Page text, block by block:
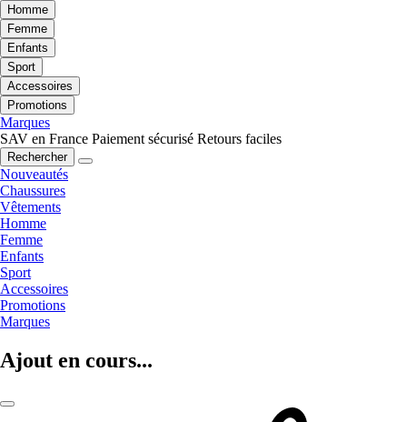
Homme
Femme
Enfants
Sport
Accessoires
Promotions
Marques
SAV en France Paiement sécurisé Retours faciles
Rechercher
Nouveautés
Chaussures
Vêtements
Homme
Femme
Enfants
Sport
Accessoires
Promotions
Marques
Ajout en cours...